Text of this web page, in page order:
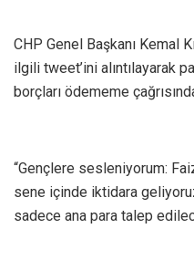
CHP Genel Başkanı Kemal
ilgili tweet’ini alıntılayarak
borçları ödememe
“Gençlere sesleniyorum:
sene içinde iktidara
sadece ana para talep